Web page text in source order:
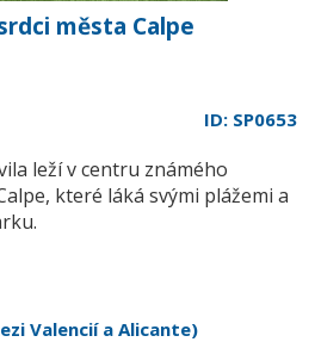
města Calpe
ID: SP0653
leží v centru známého
které láká svými plážemi a
Valencií a Alicante)